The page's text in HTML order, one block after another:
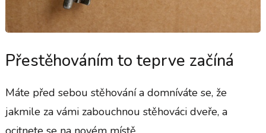
Přestěhováním to teprve začíná
Máte před sebou stěhování a domníváte se, že
jakmile za vámi zabouchnou stěhováci dveře, a